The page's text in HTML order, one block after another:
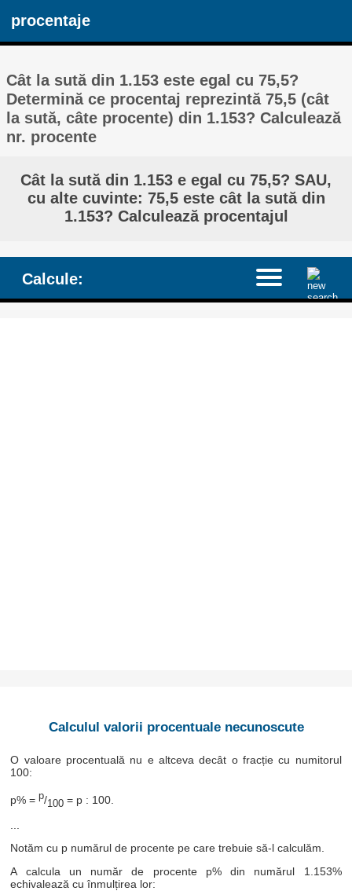
procentaje
Cât la sută din 1.153 este egal cu 75,5?
Determină ce procentaj reprezintă 75,5 (cât
la sută, câte procente) din 1.153? Calculează
nr. procente
Cât la sută din 1.153 e egal cu 75,5? SAU,
cu alte cuvinte: 75,5 este cât la sută din
1.153? Calculează procentajul
Calcule:
Calculul valorii procentuale necunoscute
O valoare procentuală nu e altceva decât o fracție cu numitorul
100:
p% =p/100 = p : 100.
...
Notăm cu p numărul de procente pe care trebuie să-l calculăm.
A calcula un număr de procente p% din numărul 1.153%
echivalează cu înmulțirea lor: